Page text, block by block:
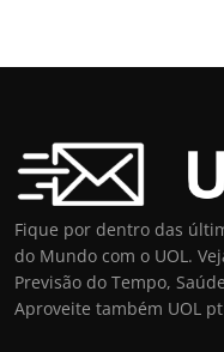
Fique por dentro das
do Mundo com o UOL.
Previsão do Tempo,
Aproveite também UOL